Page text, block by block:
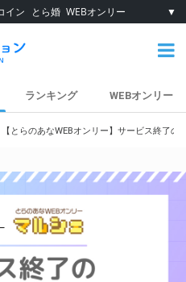
イン とら婚 WEBオンリー ▼
ランキング WEBオンリー
【とらのあなWEBオンリー】サービス終了の